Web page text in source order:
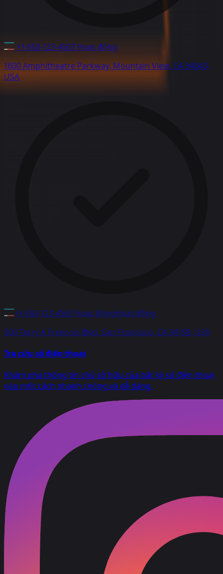
+1-650-123-4567 Hoạt động
1600 Amphitheatre Parkway, Mountain View, CA 94043,
USA
+1-650-123-4567 Hoạt độngHoạt động
500 Terry A Francois Blvd, San Francisco, CA 94158, USA
Tra cứu số điện thoại
Khám phá thông tin chủ sở hữu của bất kỳ số điện thoại
nào một cách nhanh chóng và dễ dàng.